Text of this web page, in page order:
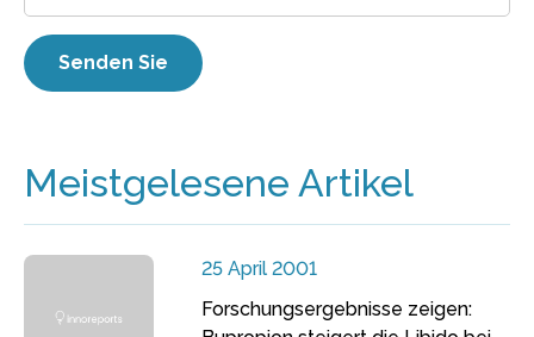
Meistgelesene Artikel
25 April 2001
Forschungsergebnisse zeigen: